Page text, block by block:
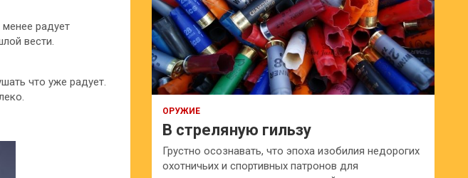
радует
вести.
что уже радует.
ОРУЖИЕ
В стреляную гильзу
Грустно осознавать, что эпоха изобилия недорогих
охотничьих и спортивных патронов для